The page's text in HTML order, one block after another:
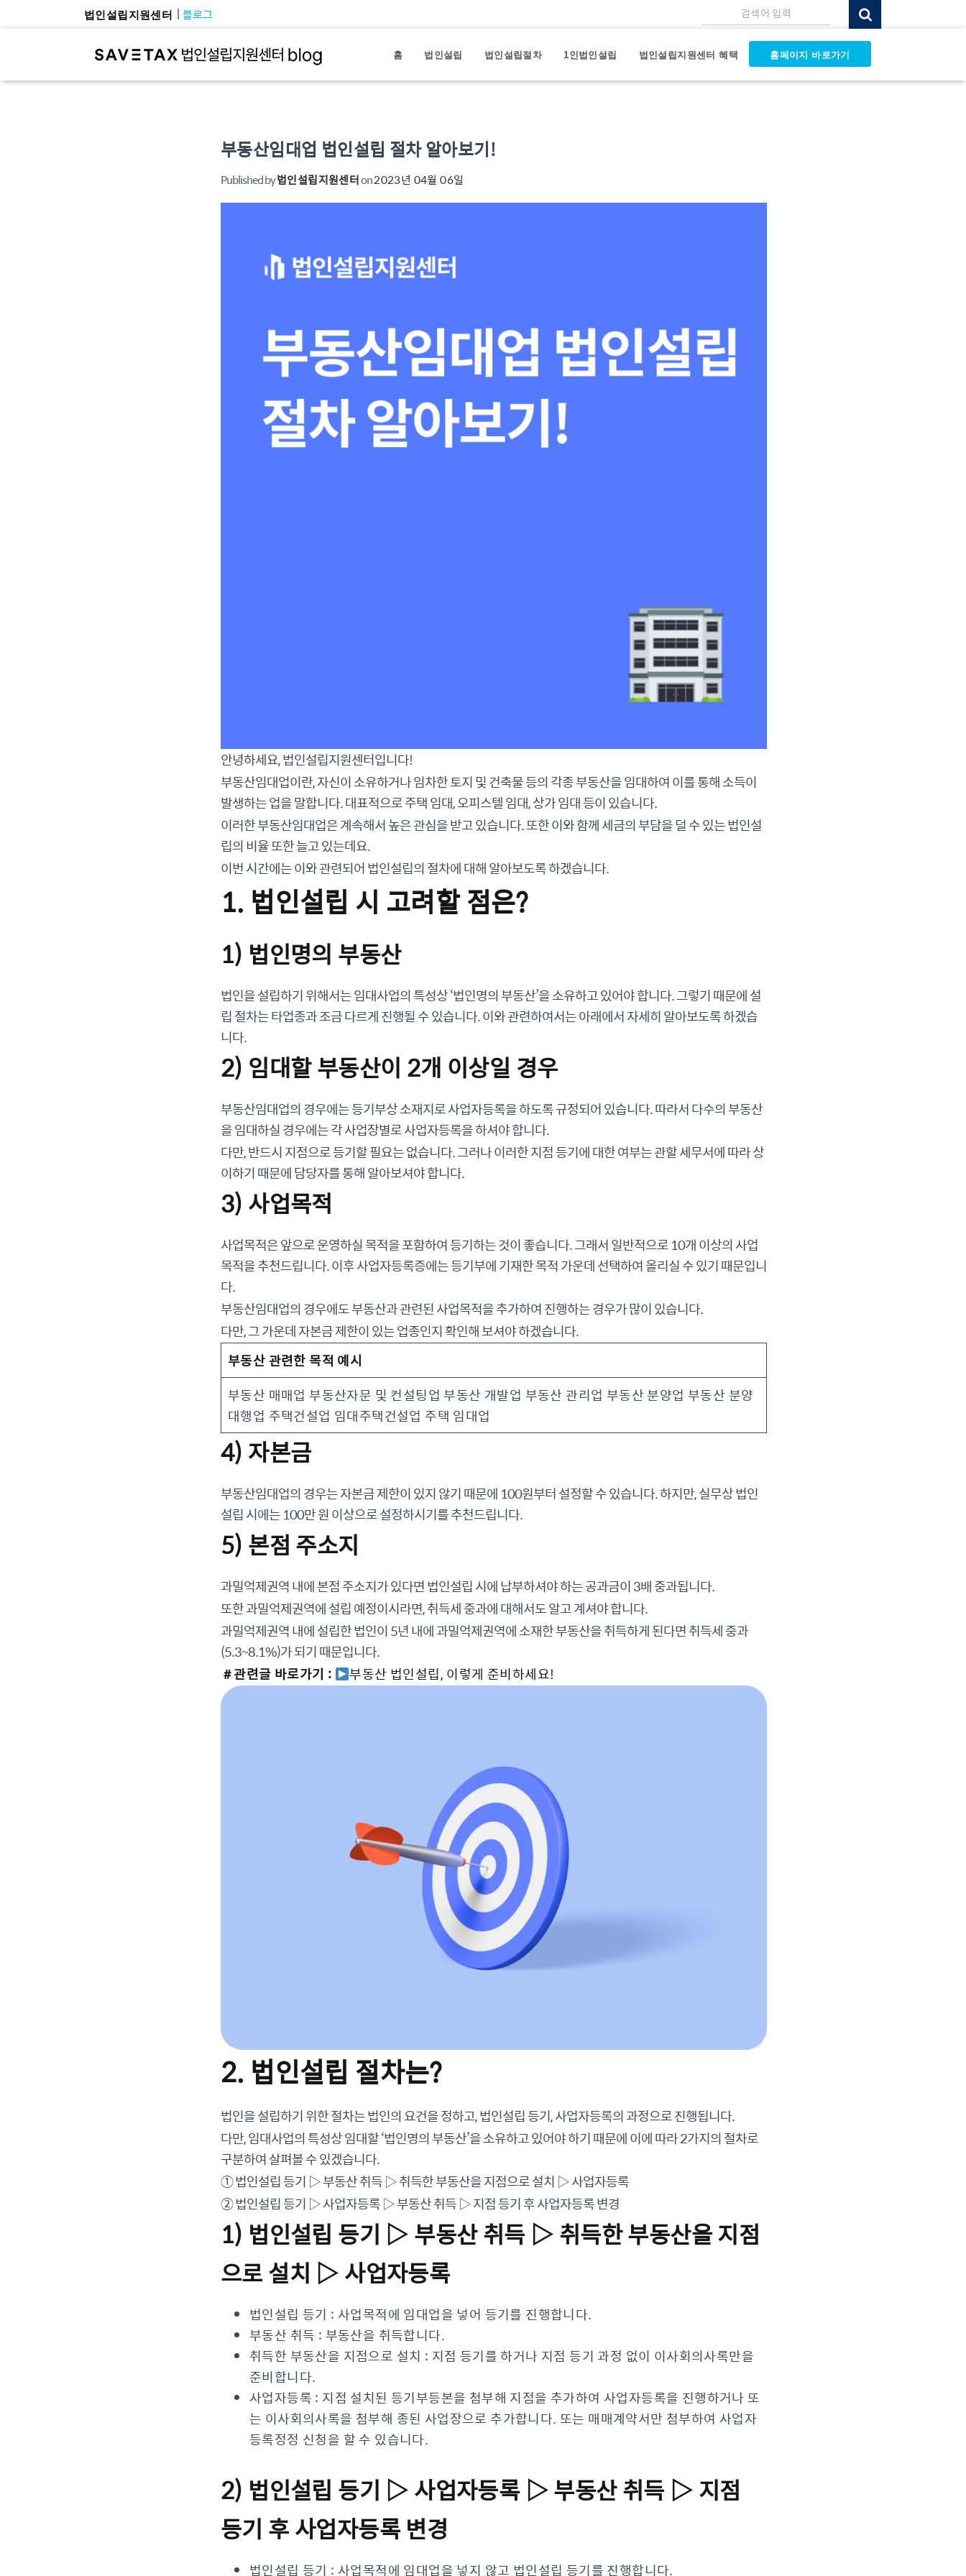
법인설립지원센터 블로그 검색어 입력
홈 법인설립 법인설립절차 1인법인설립 법인설립지원센터 혜택 홈페이지 바로가기
부동산임대업 법인설립 절차 알아보기!
Published by법인설립지원센터on2023년 04월 06일
안녕하세요, 법인설립지원센터입니다!
부동산임대업이란, 자신이 소유하거나 임차한 토지 및 건축물 등의 각종 부동산을 임대하여 이를 통해 소득이
발생하는 업을 말합니다. 대표적으로 주택 임대, 오피스텔 임대, 상가 임대 등이 있습니다.
이러한 부동산임대업은 계속해서 높은 관심을 받고 있습니다. 또한 이와 함께 세금의 부담을 덜 수 있는 법인설
립의 비율 또한 늘고 있는데요.
이번 시간에는 이와 관련되어 법인설립의 절차에 대해 알아보도록 하겠습니다.
1. 법인설립 시 고려할 점은?
1) 법인명의 부동산
법인을 설립하기 위해서는 임대사업의 특성상 ‘법인명의 부동산’을 소유하고 있어야 합니다. 그렇기 때문에 설
립 절차는 타업종과 조금 다르게 진행될 수 있습니다. 이와 관련하여서는 아래에서 자세히 알아보도록 하겠습
니다.
2) 임대할 부동산이 2개 이상일 경우
부동산임대업의 경우에는 등기부상 소재지로 사업자등록을 하도록 규정되어 있습니다. 따라서 다수의 부동산
을 임대하실 경우에는 각 사업장별로 사업자등록을 하셔야 합니다.
다만, 반드시 지점으로 등기할 필요는 없습니다. 그러나 이러한 지점 등기에 대한 여부는 관할 세무서에 따라 상
이하기 때문에 담당자를 통해 알아보셔야 합니다.
3) 사업목적
사업목적은 앞으로 운영하실 목적을 포함하여 등기하는 것이 좋습니다. 그래서 일반적으로 10개 이상의 사업
목적을 추천드립니다. 이후 사업자등록증에는 등기부에 기재한 목적 가운데 선택하여 올리실 수 있기 때문입니
다.
부동산임대업의 경우에도 부동산과 관련된 사업목적을 추가하여 진행하는 경우가 많이 있습니다.
다만, 그 가운데 자본금 제한이 있는 업종인지 확인해 보셔야 하겠습니다.
부동산 관련한 목적 예시
부동산 매매업 부동산자문 및 컨설팅업 부동산 개발업 부동산 관리업 부동산 분양업 부동산 분양
대행업 주택건설업 임대주택건설업 주택 임대업
4) 자본금
부동산임대업의 경우는 자본금 제한이 있지 않기 때문에 100원부터 설정할 수 있습니다. 하지만, 실무상 법인
설립 시에는 100만 원 이상으로 설정하시기를 추천드립니다.
5) 본점 주소지
과밀억제권역 내에 본점 주소지가 있다면 법인설립 시에 납부하셔야 하는 공과금이 3배 중과됩니다.
또한 과밀억제권역에 설립 예정이시라면, 취득세 중과에 대해서도 알고 계셔야 합니다.
과밀억제권역 내에 설립한 법인이 5년 내에 과밀억제권역에 소재한 부동산을 취득하게 된다면 취득세 중과
(5.3~8.1%)가 되기 때문입니다.
＃관련글 바로가기 :
부동산 법인설립, 이렇게 준비하세요!
2. 법인설립 절차는?
법인을 설립하기 위한 절차는 법인의 요건을 정하고, 법인설립 등기, 사업자등록의 과정으로 진행됩니다.
다만, 임대사업의 특성상 임대할 ‘법인명의 부동산’을 소유하고 있어야 하기 때문에 이에 따라 2가지의 절차로
구분하여 살펴볼 수 있겠습니다.
① 법인설립 등기 ▷ 부동산 취득 ▷ 취득한 부동산을 지점으로 설치 ▷ 사업자등록
② 법인설립 등기 ▷ 사업자등록 ▷ 부동산 취득 ▷ 지점 등기 후 사업자등록 변경
1) 법인설립 등기 ▷ 부동산 취득 ▷ 취득한 부동산을 지점
으로 설치 ▷ 사업자등록
법인설립 등기 : 사업목적에 임대업을 넣어 등기를 진행합니다.
부동산 취득 : 부동산을 취득합니다.
취득한 부동산을 지점으로 설치 : 지점 등기를 하거나 지점 등기 과정 없이 이사회의사록만을
준비합니다.
사업자등록 : 지점 설치된 등기부등본을 첨부해 지점을 추가하여 사업자등록을 진행하거나 또
는 이사회의사록을 첨부해 종된 사업장으로 추가합니다. 또는 매매계약서만 첨부하여 사업자
등록정정 신청을 할 수 있습니다.
2) 법인설립 등기 ▷ 사업자등록 ▷ 부동산 취득 ▷ 지점
등기 후 사업자등록 변경
법인설립 등기 : 사업목적에 임대업을 넣지 않고 법인설립 등기를 진행합니다.